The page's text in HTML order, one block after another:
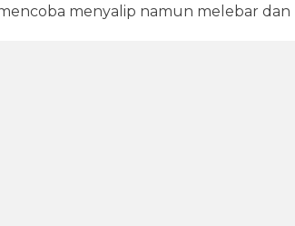
menyalip namun melebar dan